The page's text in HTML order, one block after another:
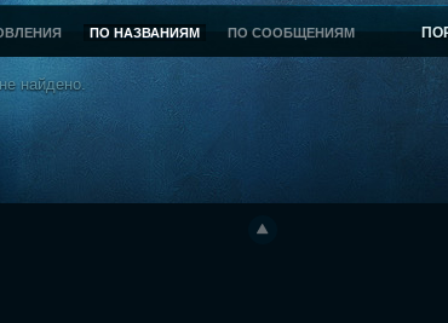
ПО НАЗВАНИЯМ ПО СООБЩЕНИЯМ
найдено.